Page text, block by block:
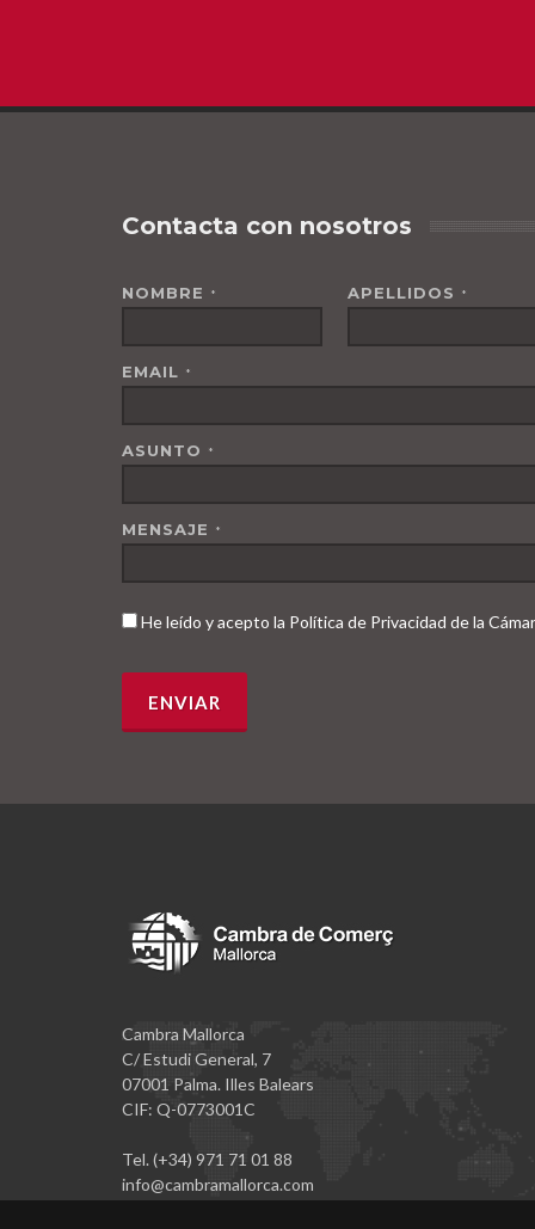
Contacta con nosotros
NOMBRE * APELLIDOS *
EMAIL *
ASUNTO *
MENSAJE *
He leído y acepto la Política de Privacidad de la
Cambra Mallorca
C/ Estudi General, 7
07001 Palma. Illes Balears
CIF: Q-0773001C
Tel. (+34) 971 71 01 88
info@cambramallorca.com